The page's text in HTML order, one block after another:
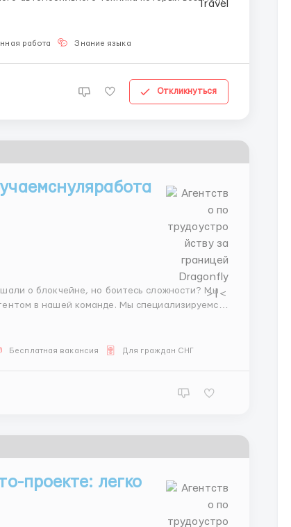
работа Знание языка
Откликнуться
в нашей команде. Мы специализируемся
Бесплатная вакансия Для граждан СНГ
проекте: легко